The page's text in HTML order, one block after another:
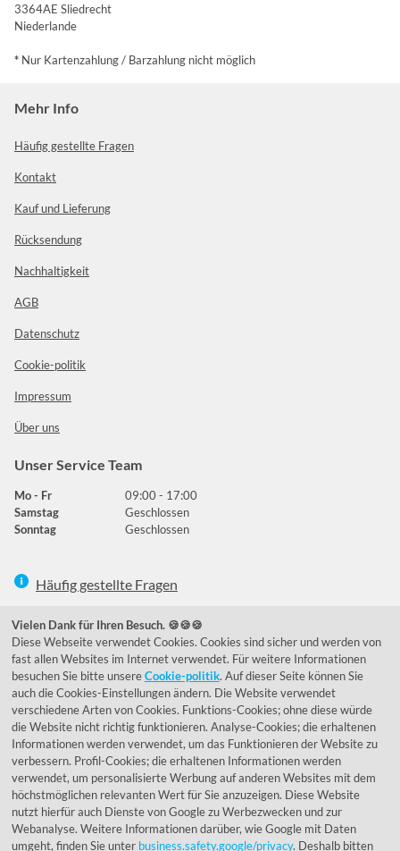
3364AE Sliedrecht
Niederlande
* Nur Kartenzahlung / Barzahlung nicht möglich
Mehr Info
Häufig gestellte Fragen
Kontakt
Kauf und Lieferung
Rücksendung
Nachhaltigkeit
AGB
Datenschutz
Cookie-politik
Impressum
Über uns
Unser Service Team
Mo - Fr
09:00 - 17:00
Samstag
Geschlossen
Sonntag
Geschlossen
Häufig gestellte Fragen
039292 - 678215
de@lumidora.com
FacebookInstagram
Kundenmeinungen
Exzellent - eKomi.de
Vielen Dank für Ihren Besuch. 🍪🍪🍪
Diese Webseite verwendet Cookies. Cookies sind sicher und werden von
fast allen Websites im Internet verwendet. Für weitere Informationen
besuchen Sie bitte unsereCookie-politik. Auf dieser Seite können Sie
auch die Cookies-Einstellungen ändern. Die Website verwendet
verschiedene Arten von Cookies. Funktions-Cookies; ohne diese würde
die Website nicht richtig funktionieren. Analyse-Cookies; die erhaltenen
Informationen werden verwendet, um das Funktionieren der Website zu
verbessern. Profil-Cookies; die erhaltenen Informationen werden
verwendet, um personalisierte Werbung auf anderen Websites mit dem
höchstmöglichen relevanten Wert für Sie anzuzeigen. Diese Website
nutzt hierfür auch Dienste von Google zu Werbezwecken und zur
Webanalyse. Weitere Informationen darüber, wie Google mit Daten
umgeht, finden Sie unter business.safety.google/privacy. Deshalb bitten